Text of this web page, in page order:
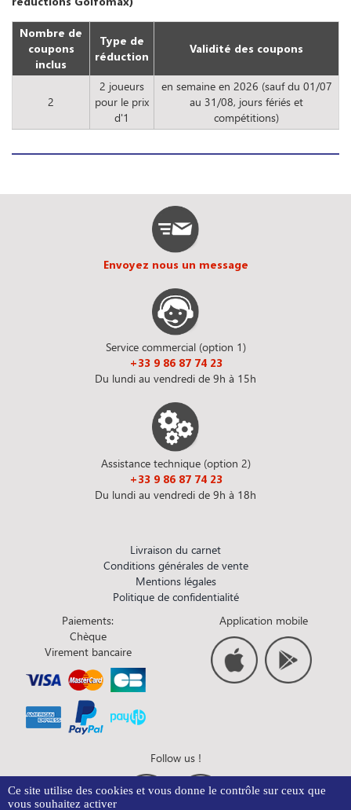
Nombre de
coupons
inclus
Type de
réduction
Validité des coupons
2
2 joueurs
pour le prix
d'1
en semaine en 2026 (sauf du 01/07
au 31/08, jours fériés et
compétitions)
Envoyez nous un message
Service commercial (option 1)
+33 9 86 87 74 23
Du lundi au vendredi de 9h à 15h
Assistance technique (option 2)
+33 9 86 87 74 23
Du lundi au vendredi de 9h à 18h
Livraison du carnet
Conditions générales de vente
Mentions légales
Politique de confidentialité
Paiements:
Chèque
Virement bancaire
Application mobile
Follow us !
Ce site utilise des cookies et vous donne le contrôle sur ceux que
vous souhaitez activer